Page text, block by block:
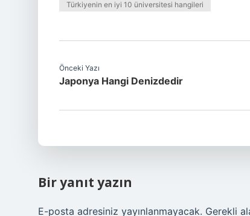
Türkiyenin en iyi 10 üniversitesi hangileri
Önceki Yazı
Japonya Hangi Denizdedir
Bir yanıt yazın
E-posta adresiniz yayınlanmayacak. Gerekli